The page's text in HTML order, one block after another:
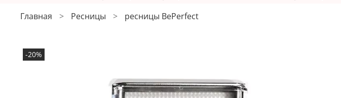
Главная Ресницы ресницы BePerfect
-20%